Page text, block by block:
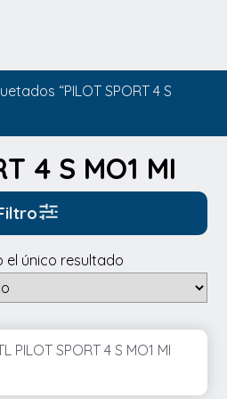
“PILOT SPORT 4 S
4 S MO1 MI
el único resultado